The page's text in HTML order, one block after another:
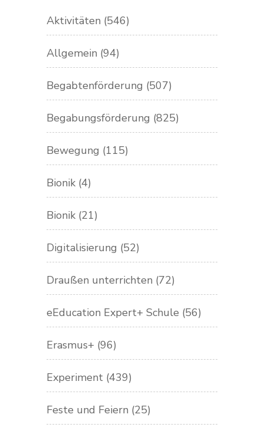
Aktivitäten (546)
Allgemein (94)
Begabtenförderung (507)
Begabungsförderung (825)
Bewegung (115)
Bionik (4)
Bionik (21)
Digitalisierung (52)
Draußen unterrichten (72)
eEducation Expert+ Schule (56)
Erasmus+ (96)
Experiment (439)
Feste und Feiern (25)